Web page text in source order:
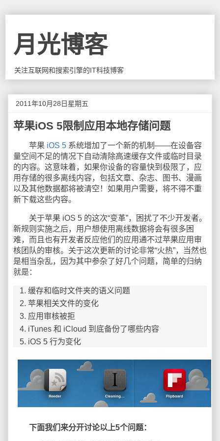
月光博客
关注互联网和搜索引擎的IT科技博客
2011年10月28日星期五
苹果iOS 5限制应用本地存储问题
苹果 iOS 5 系统增加了一个新的机制——在设备容
量空间不足的情况下自动清除高速缓存文件或临时目录
的内容。这意味着，如果你设备的容量快到极限了，应
用存储的很多离线内容，包括文章、杂志、图书、漫画
以及其他数据都将被清空！如果用户需要，将不得不重
新下载这些内容。
关于苹果 iOS 5 的这次“变革”，困扰了不少开发者。
新规则实施之后，用户想使用离线数据将会有很多困
难，而且也有开发者反应他们的应用通不过苹果应用审
核团队的审核。关于这次更新的讨论非常“火热”，当然也
是相当杂乱，因为其中参杂了好几个问题，简单的归纳
就是：
缓存和临时文件夹的语义问题
苹果相关文件的变化
应用审核被拒
iTunes 和 iCloud 到底备份了哪些内容
iOS 5 行为变化
下面我们来分开讨论以上5个问题：